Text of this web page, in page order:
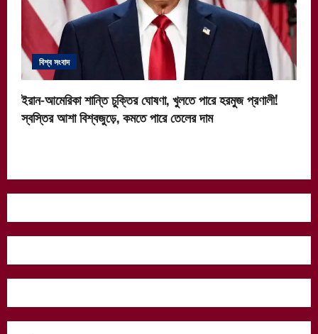
বিশ্ব সংবাদ
ইরান-আমেরিকা শান্তি চুক্তির ঘোষণা, খুলতে পারে হরমুজ প্রণালী!
স্বস্তির আশা বিশ্বজুড়ে, কমতে পারে তেলের দাম